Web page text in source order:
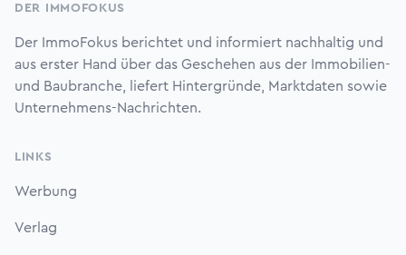
DER IMMOFOKUS
Der ImmoFokus berichtet und informiert nachhaltig und
aus erster Hand über das Geschehen aus der Immobilien-
und Baubranche, liefert Hintergründe, Marktdaten sowie
Unternehmens-Nachrichten.
LINKS
Werbung
Verlag